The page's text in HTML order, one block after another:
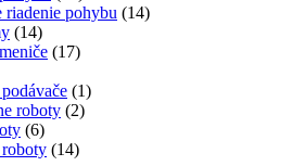
riadenie pohybu (14)
(14)
(17)
(1)
roboty (2)
(6)
(14)